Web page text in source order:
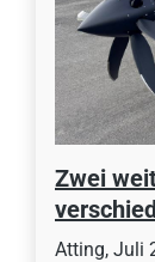
Zwei
Atting, Juli